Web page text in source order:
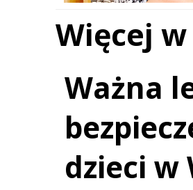
Więcej
Ważna
dzieci w